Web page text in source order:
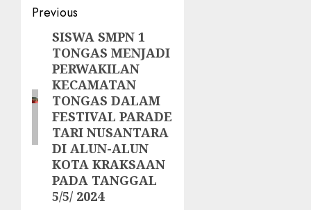
Post
navigation
Previous
Previous
post:
SISWA SMPN 1
TONGAS MENJADI
PERWAKILAN
KECAMATAN
TONGAS DALAM
FESTIVAL PARADE
TARI NUSANTARA
DI ALUN-ALUN
KOTA KRAKSAAN
PADA TANGGAL
5/5/ 2024